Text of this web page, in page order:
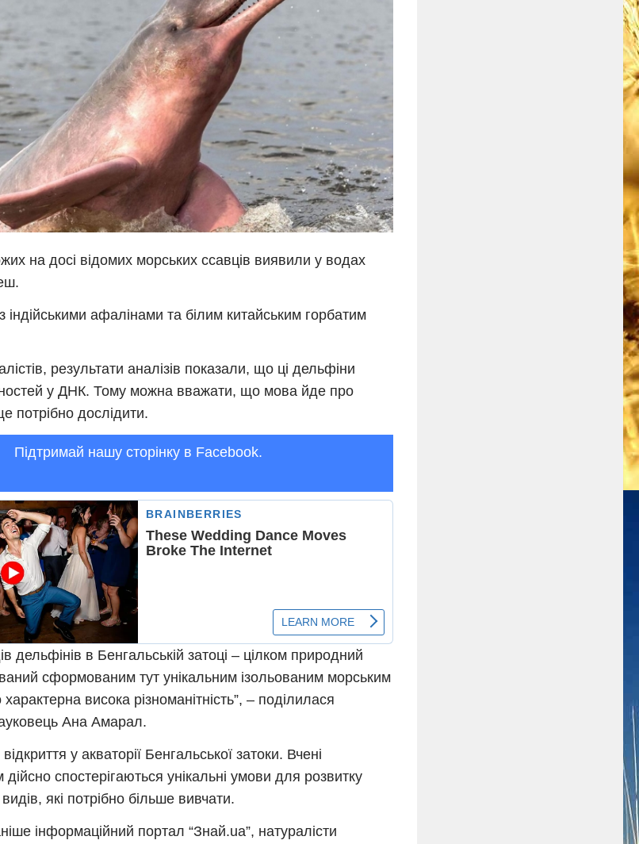
на досі відомих морських ссавців виявили у водах
афалінами та білим китайським горбатим
результати аналізів показали, що ці дельфіни
у ДНК. Тому можна вважати, що мова йде про
потрібно дослідити.
Підтримай нашу сторінку в Facebook.
дельфінів в Бенгальській затоці – цілком природний
сформованим тут унікальним ізольованим морським
висока різноманітність”, – поділилася
Ана Амарал.
у акваторії Бенгальської затоки. Вчені
спостерігаються унікальні умови для розвитку
які потрібно більше вивчати.
інформаційний портал “Знай.ua”, натуралісти